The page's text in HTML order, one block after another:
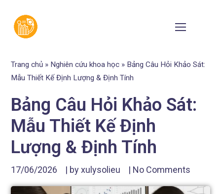
Trang chủ » Nghiên cứu khoa học » Bảng Câu Hỏi Khảo Sát:
Mẫu Thiết Kế Định Lượng & Định Tính
Bảng Câu Hỏi Khảo Sát:
Mẫu Thiết Kế Định
Lượng & Định Tính
17/06/2026 | byxulysolieu | No Comments